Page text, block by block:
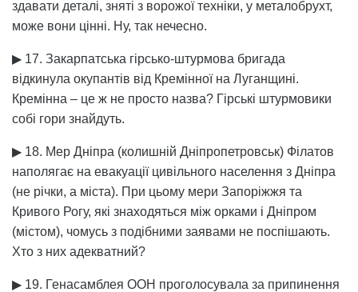
здавати деталі, зняті з ворожої техніки, у металобрухт,
може вони цінні. Ну, так нечесно.
▶ 17. Закарпатська гірсько-штурмова бригада
відкинула окупантів від Кремінної на Луганщині.
Кремінна – це ж не просто назва? Гірські штурмовики
собі гори знайдуть.
▶ 18. Мер Дніпра (колишній Дніпропетровськ) Філатов
наполягає на евакуації цивільного населення з Дніпра
(не річки, а міста). При цьому мери Запоріжжя та
Кривого Рогу, які знаходяться між орками і Дніпром
(містом), чомусь з подібними заявами не поспішають.
Хто з них адекватний?
▶ 19. Генасамблея ООН проголосувала за припинення